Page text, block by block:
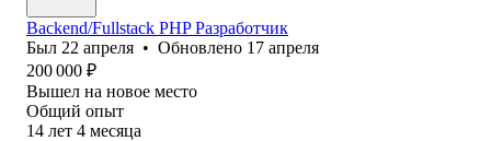
Backend/Fullstack PHP Разработчик
Был 22 апреля • Обновлено 17 апреля
200 000 ₽
Вышел на новое место
Общий опыт
14 лет 4 месяца